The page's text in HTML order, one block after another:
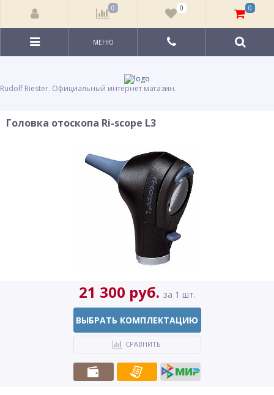
Rudolf Riester. Официальный интернет магазин.
МЕНЮ
Головка отоскопа Ri-scope L3
21 300 руб. за 1 шт.
ВЫБРАТЬ КОМПЛЕКТАЦИЮ
СРАВНИТЬ
0 0 0